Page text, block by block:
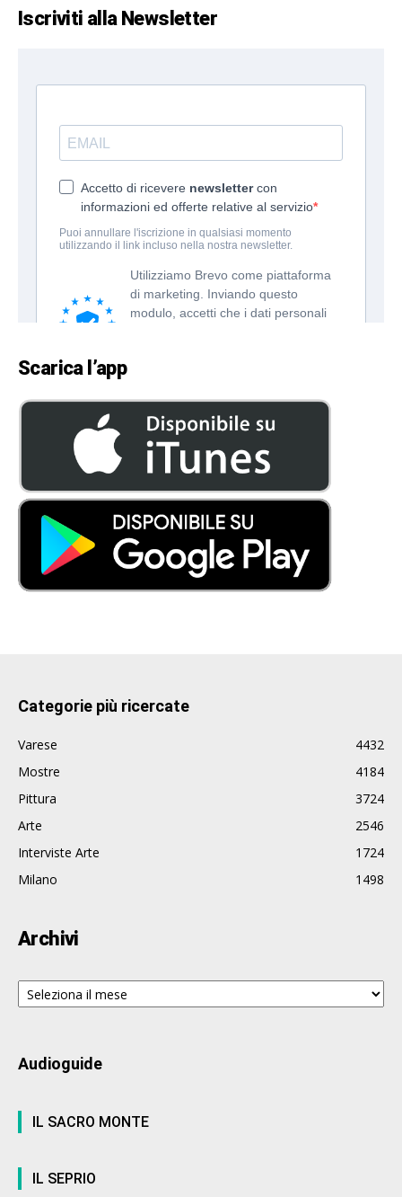
Iscriviti alla Newsletter
Scarica l’app
Categorie più ricercate
Varese
4432
Mostre
4184
Pittura
3724
Arte
2546
Interviste Arte
1724
Milano
1498
Archivi
Archivi
Audioguide
IL SACRO MONTE
IL SEPRIO